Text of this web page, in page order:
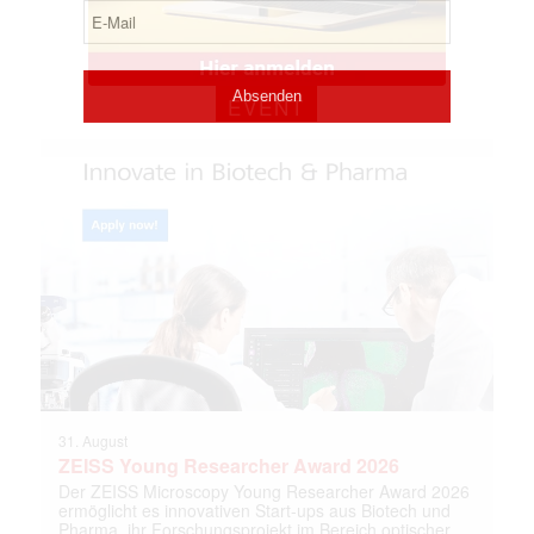
EVENT
31. August
ZEISS Young Researcher Award 2026
Der ZEISS Microscopy Young Researcher Award 2026
ermöglicht es innovativen Start-ups aus Biotech und